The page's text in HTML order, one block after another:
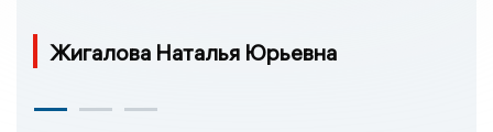
Жигалова Наталья Юрьевна